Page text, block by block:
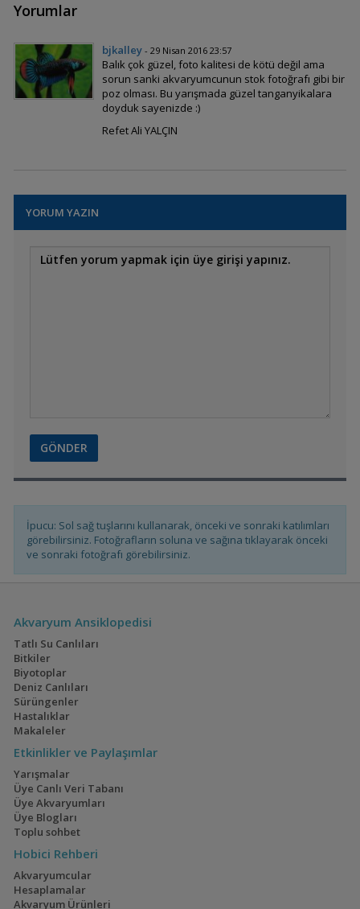
Apistogramma
wilhelmi
L144 Airlines
Bettam
Platim
Yorumlar
bjkalley- 29 Nisan 2016 23:57
Balık çok güzel, foto kalitesi de kötü değil ama
sorun sanki akvaryumcunun stok fotoğrafı gibi bir
poz olması. Bu yarışmada güzel tanganyikalara
doyduk sayenizde :)
Refet Ali YALÇIN
YORUM YAZIN
İpucu: Sol sağ tuşlarını kullanarak, önceki ve sonraki katılımları
görebilirsiniz. Fotoğrafların soluna ve sağına tıklayarak önceki
ve sonraki fotoğrafı görebilirsiniz.
Akvaryum Ansiklopedisi
Tatlı Su Canlıları
Bitkiler
Biyotoplar
Deniz Canlıları
Sürüngenler
Hastalıklar
Makaleler
Etkinlikler ve Paylaşımlar
Yarışmalar
Üye Canlı Veri Tabanı
Üye Akvaryumları
Üye Blogları
Toplu sohbet
Hobici Rehberi
Akvaryumcular
Hesaplamalar
Akvaryum Ürünleri